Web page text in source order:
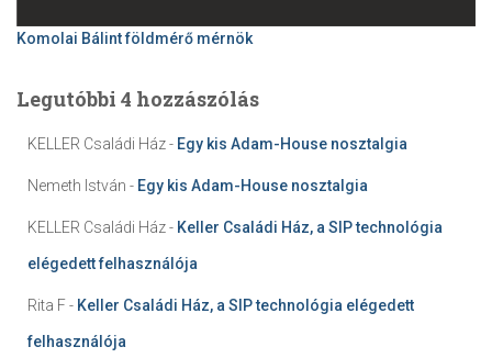
Komolai Bálint földmérő mérnök
Legutóbbi 4 hozzászólás
KELLER Családi Ház- Egy kis Adam-House nosztalgia
Nemeth István - Egy kis Adam-House nosztalgia
KELLER Családi Ház- Keller Családi Ház, a SIP technológia
elégedett felhasználója
Rita F- Keller Családi Ház, a SIP technológia elégedett
felhasználója